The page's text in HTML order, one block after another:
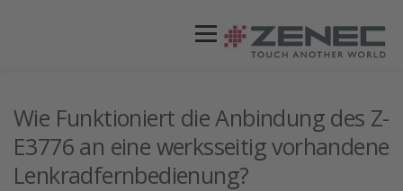
Menü
STORES / HÄNDLER SUPPORT
Wie Funktioniert die Anbindung des Z-
E3776 an eine werksseitig vorhandene
Lenkradfernbedienung?